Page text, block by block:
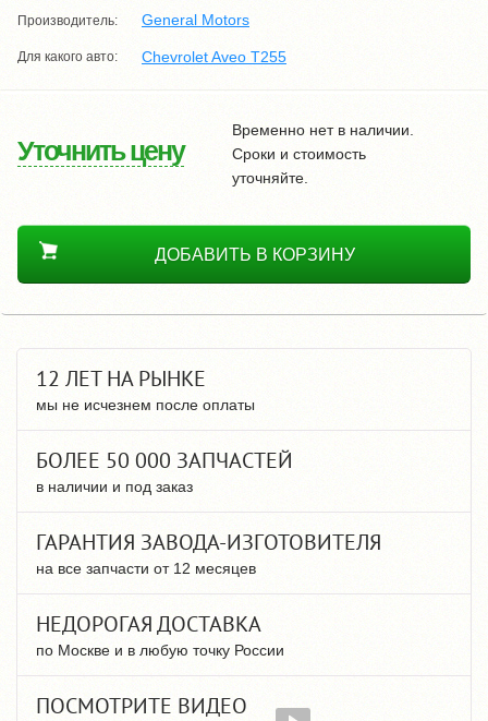
Производитель: General Motors
Для какого авто: Chevrolet Aveo T255
Уточнить цену
Временно нет в наличии.
Сроки и стоимость
уточняйте.
ДОБАВИТЬ В КОРЗИНУ
12 ЛЕТ НА РЫНКЕ
мы не исчезнем после оплаты
БОЛЕЕ 50 000 ЗАПЧАСТЕЙ
в наличии и под заказ
ГАРАНТИЯ ЗАВОДА-ИЗГОТОВИТЕЛЯ
на все запчасти от 12 месяцев
НЕДОРОГАЯ ДОСТАВКА
по Москве и в любую точку России
ПОСМОТРИТЕ ВИДЕО